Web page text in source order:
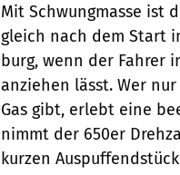
Mit Schwungmasse ist
gleich nach dem Start
burg, wenn der Fahrer
anziehen lässt. Wer
Gas gibt, erlebt eine
nimmt der 650er
kurzen